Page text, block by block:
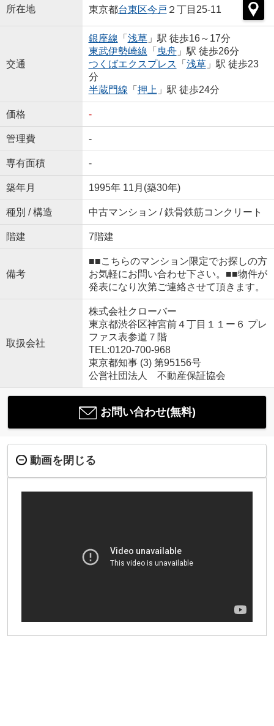
所在地 東京都台東区今戸 ２丁目25-11
交通
銀座線 「 浅草」駅 徒歩16～17分
東武伊勢崎線 「 曳舟」駅 徒歩26分
つくばエクスプレス 「 浅草」駅 徒歩23
分
半蔵門線 「 押上 」駅 徒歩24分
価格 -
管理費 -
専有面積 -
築年月 1995年 11月(築30年)
種別 / 構造 中古マンション / 鉄骨鉄筋コンクリート
階建 7階建
備考
■■こちらのマンション限定でお探しの方
お気軽にお問い合わせ下さい。■■物件が
発表になり次第ご連絡させて頂きます。
取扱会社
株式会社クローバー
東京都渋谷区神宮前４丁目１１ー６ プレ
ファス表参道７階
TEL:0120-700-968
東京都知事 (3) 第95156号
公営社団法人 不動産保証協会
お問い合わせ(無料)
動画を閉じる